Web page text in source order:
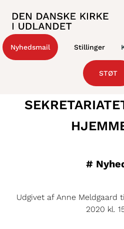
Stillinger
Nyhedsmail
STØT
#
Udgivet af Anne Meldgaard
2020 kl.